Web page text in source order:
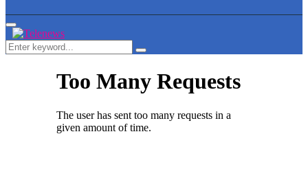
Primary
Menu
Search
for:
Search